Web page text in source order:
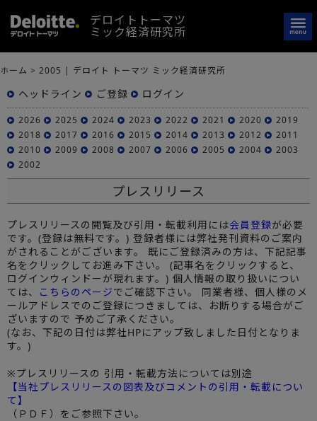
デロイトトーマツ
ミック経済研究所
ホーム > 2005 | デロイト トーマツ ミック経済研究所
ヘッドライン ご登録 ログイン
2026 2025 2024 2023 2022 2021 2020
2019
2018
2017 2016 2015 2014 2013 2012
2011
2010
2009 2008 2007 2006 2005 2004
2003
2002
プレスリリース
プレスリリースの閲覧及び引用・転載利用には会員登録が必要
です。(登録は無料です。) 登録者様には弊社発刊資料のご案内
がされることがございます。 既にご登録済みの方は、下記記事
名をクリックしてお進み下さい。 (記事名をクリックすると、
ログインウィンドーが現れます。) 個人情報の取り扱いについ
ては、
こちらのページでご確認下さい。 同業者様、個人様のメ
ールアドレスでのご登録につきましては、お断りする場合がご
ざいますので 予めご了承ください。
(なお、下記の日付は弊社HPにアップ致しました日付となりま
す。)
※プレスリリースの 引用・転載方法については別途
【当社プレスリリースの図表及びコメントの引用・転載につい
て】
（ＰＤＦ）をご参照下さい。